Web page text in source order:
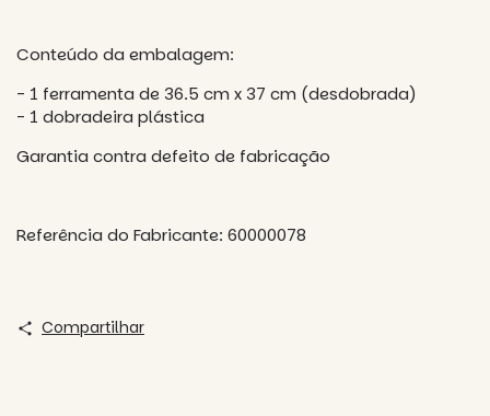
Conteúdo da embalagem:
- 1 ferramenta de 36.5 cm x 37 cm (desdobrada)
- 1 dobradeira plástica
Garantia contra defeito de fabricação
Referência do Fabricante: 60000078
Compartilhar